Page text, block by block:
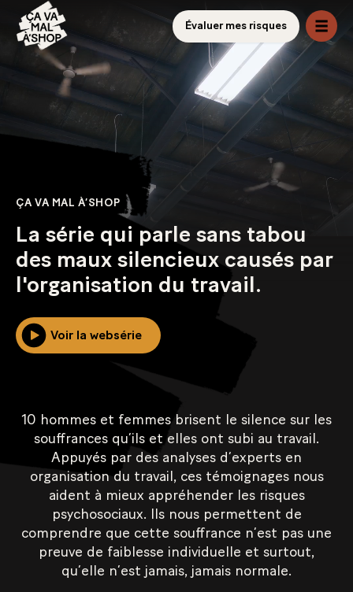
Évaluer mes risques
ÇA VA MAL À’SHOP
La série qui parle sans tabou
des maux silencieux causés par
l'organisation du travail.
Voir la websérie
10 hommes et femmes brisent le silence sur les
souffrances qu’ils et elles ont subi au travail.
Appuyés par des analyses d’experts en
organisation du travail, ces témoignages nous
aident à mieux appréhender les risques
psychosociaux. Ils nous permettent de
comprendre que cette souffrance n’est pas une
preuve de faiblesse individuelle et surtout,
qu’elle n’est jamais, jamais normale.